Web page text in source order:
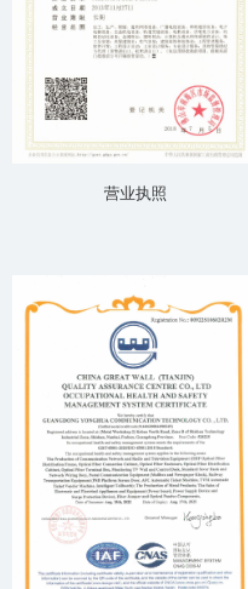
营业执照